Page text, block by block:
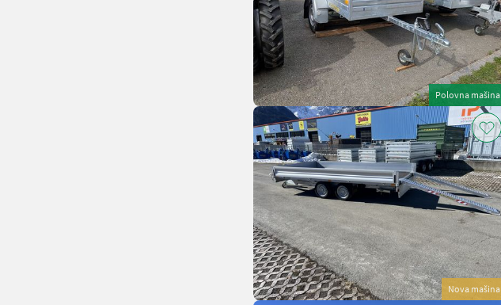
Polovna mašina
Nova mašina